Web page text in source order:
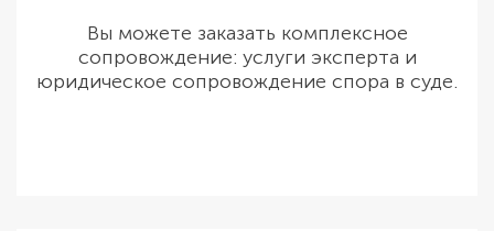
Вы можете заказать комплексное
сопровождение: услуги эксперта и
юридическое сопровождение спора в суде.